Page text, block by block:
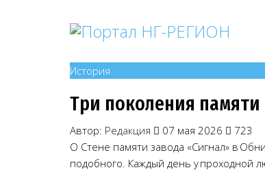
История
Три поколения памяти
Автор: Редакция 07 мая 2026
723
О Стене памяти завода «Сигнал» в
подобного. Каждый день у проходной